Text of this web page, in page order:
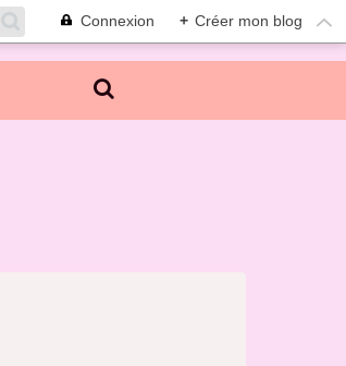
Connexion + Créer mon blog